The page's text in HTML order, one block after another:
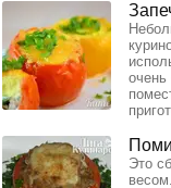
Это
весом.